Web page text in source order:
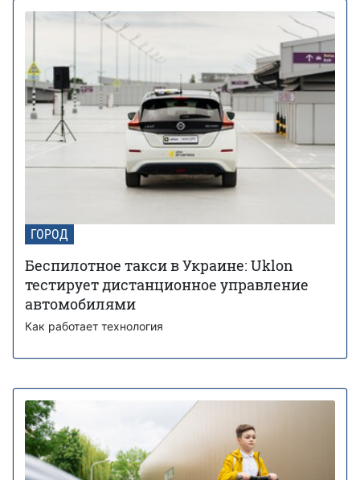
ГОРОД
Беспилотное такси в Украине: Uklon
тестирует дистанционное управление
автомобилями
Как работает технология